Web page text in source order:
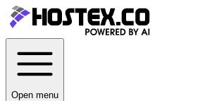
Open menu